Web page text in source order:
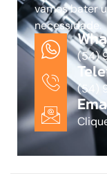
vamos bater
necessidade.
(54)
(54)